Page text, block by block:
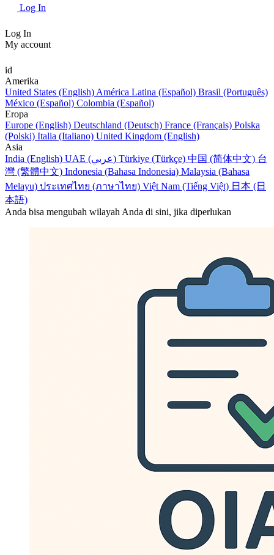
Log In
Log In
My account
id
Amerika
United States (English) América Latina (Español) Brasil (Português)
México (Español) Colombia (Español)
Eropa
Europe (English) Deutschland (Deutsch) France (Français) Polska
(Polski) Italia (Italiano) United Kingdom (English)
Asia
India (English)
UAE (عربي) Türkiye (Türkçe) 中国 (简体中文) 台
灣 (繁體中文) Indonesia (Bahasa Indonesia) Malaysia (Bahasa
Melayu) ประเทศไทย (ภาษาไทย) Việt Nam (Tiếng Việt) 日本 (日
本語)
Anda bisa mengubah wilayah Anda di sini, jika diperlukan